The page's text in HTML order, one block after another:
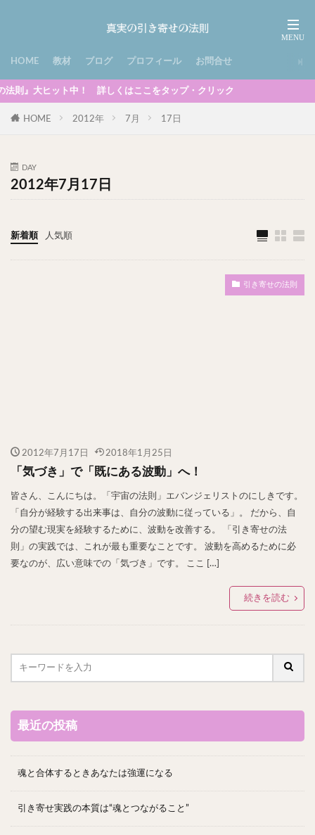
HOME 教材 ブログ プロフィール お問合せ
ット中！ 詳しくはここをタップ・クリック
HOME 2012年 7月 17日
DAY
2012年7月17日
新着順 人気順
引き寄せの法則
2012年7月17日 2018年1月25日
「気づき」で「既にある波動」へ！
皆さん、こんにちは。「宇宙の法則」エバンジェリストのにしきです。
「自分が経験する出来事は、自分の波動に従っている」。 だから、自
分の望む現実を経験するために、波動を改善する。 「引き寄せの法
則」の実践では、これが最も重要なことです。 波動を高めるために必
要なのが、広い意味での「気づき」です。 ここ […]
続きを読む
最近の投稿
魂と合体するときあなたは強運になる
引き寄せ実践の本質は“魂とつながること”